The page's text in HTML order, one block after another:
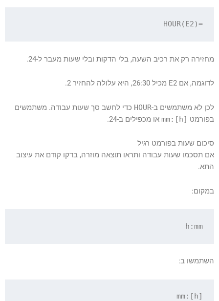
=HOUR(E2)
מחזירה רק את רכיב השעה, בלי הדקות ובלי שעות מעבר ל-24.
לדוגמה, אם E2 מכיל 26:30, היא עלולה להחזיר 2.
לכן לא משתמשים ב-HOUR כדי לחשב סך שעות עבודה. משתמשים
בפורמט [h]:mm או מכפילים ב-24.
סיכום שעות בפורמט רגיל
אם תסכמו שעות עבודה ותראו תוצאה מוזרה, בדקו קודם את עיצוב
התא.
במקום:
h:mm
השתמשו ב:
[h]:mm